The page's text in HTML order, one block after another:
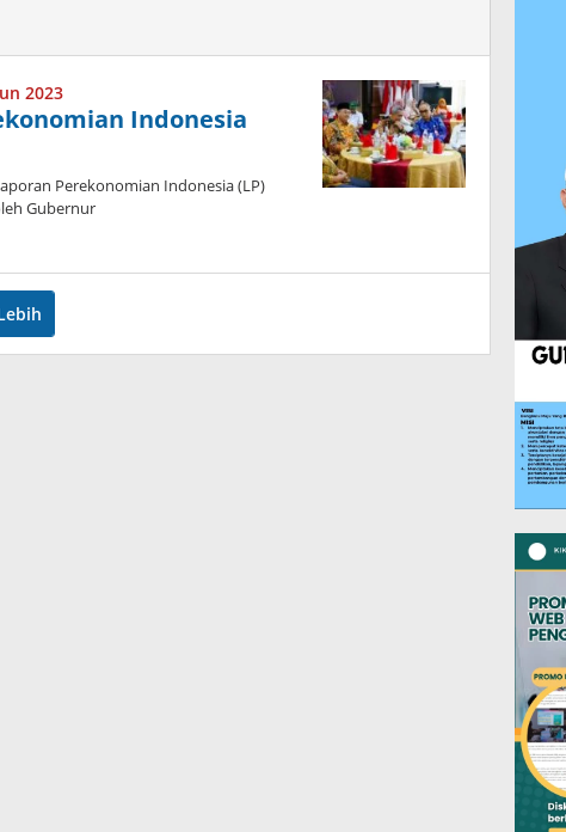
2023
Indonesia
Perekonomian Indonesia (LP)
Gubernur